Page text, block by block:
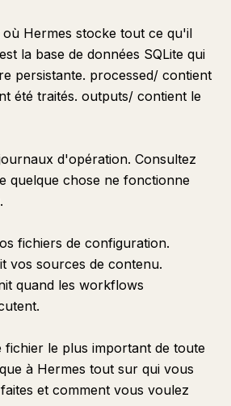
Hermes stocke tout ce qu'il
la base de données SQLite qui
persistante. processed/ contient
été traités. outputs/ contient le
d'opération. Consultez
quelque chose ne fonctionne
fichiers de configuration.
vos sources de contenu.
quand les workflows
fichier le plus important de toute
à Hermes tout sur qui vous
et comment vous voulez